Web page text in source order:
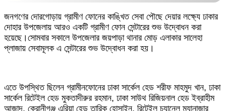
জনগণের দোরগোড়ায় গ্রামীণ ফোনের কাঙ্খিত সেবা পৌছে দেয়ার লক্ষ্যে ঢাকার
দোহার উপজেলায় আরও একটি গ্রামীণ ফোন সেন্টারের শুভ উদ্বোধন করা
হয়েছে।সোমবার সকালে উপজেলার জয়পাড়া থানার মোড় এলাকার সালেহা
প্লাজায় সেবামূলক এ সেন্টারের শুভ উদ্বোধন করা হয়।
এতে উপস্থিত ছিলেন গ্রামীনফোনের ঢাকা সার্কেল হেড শরীফ মাহমুদ খান, ঢাকা
সার্কেল রিটেইল হেড মুকতাদীরুর রহমান, ঢাকা সাউথ রিজিয়নাল হেড ইব্রাহীম
আজাদ, কেরানীগঞ্জ এরিয়া হেড তারিক হোসাইন, রিটেইল চ্যানেল ম্যানাজার